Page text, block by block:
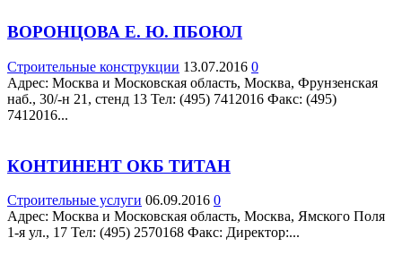
ВОРОНЦОВА Е. Ю. ПБОЮЛ
Строительные конструкции 13.07.2016 0
Адрес: Москва и Московская область, Москва, Фрунзенская
наб., 30/-н 21, стенд 13 Teл: (495) 7412016 Факс: (495)
7412016...
КОНТИНЕНТ ОКБ ТИТАН
Строительные услуги 06.09.2016 0
Адрес: Москва и Московская область, Москва, Ямского Поля
1-я ул., 17 Teл: (495) 2570168 Факс: Директор:...